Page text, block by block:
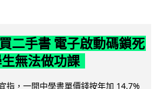
二手書 電子啟動碼鎖死
無法做功課
指，一間中學書單價錢按年加 14.7%